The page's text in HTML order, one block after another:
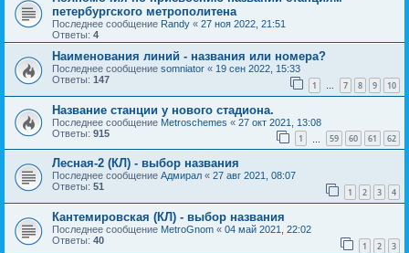
петербургского метрополитена
Последнее сообщение Randy « 27 ноя 2022, 21:51
Ответы: 4
Наименования линий - названия или номера?
Последнее сообщение somniator « 19 сен 2022, 15:33
Ответы: 147 1 … 7 8 9 10
Название станции у нового стадиона.
Последнее сообщение Metroschemes « 27 окт 2021, 13:08
Ответы: 915 1 59 60 61 62
Лесная-2 (КЛ) - выбор названия
Последнее сообщение Адмирал « 27 авг 2021, 08:07
Ответы: 51 1 2 3 4
Кантемировская (КЛ) - выбор названия
Последнее сообщение MetroGnom « 04 май 2021, 22:02
Ответы: 40 1 2 3